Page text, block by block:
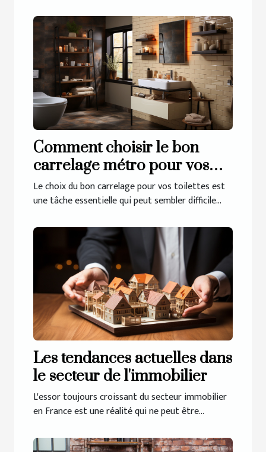
Comment choisir le bon
carrelage métro pour vos
toilettes
Le choix du bon carrelage pour vos toilettes est
une tâche essentielle qui peut sembler difficile...
Les tendances actuelles dans
le secteur de l'immobilier
L'essor toujours croissant du secteur immobilier
en France est une réalité qui ne peut être...